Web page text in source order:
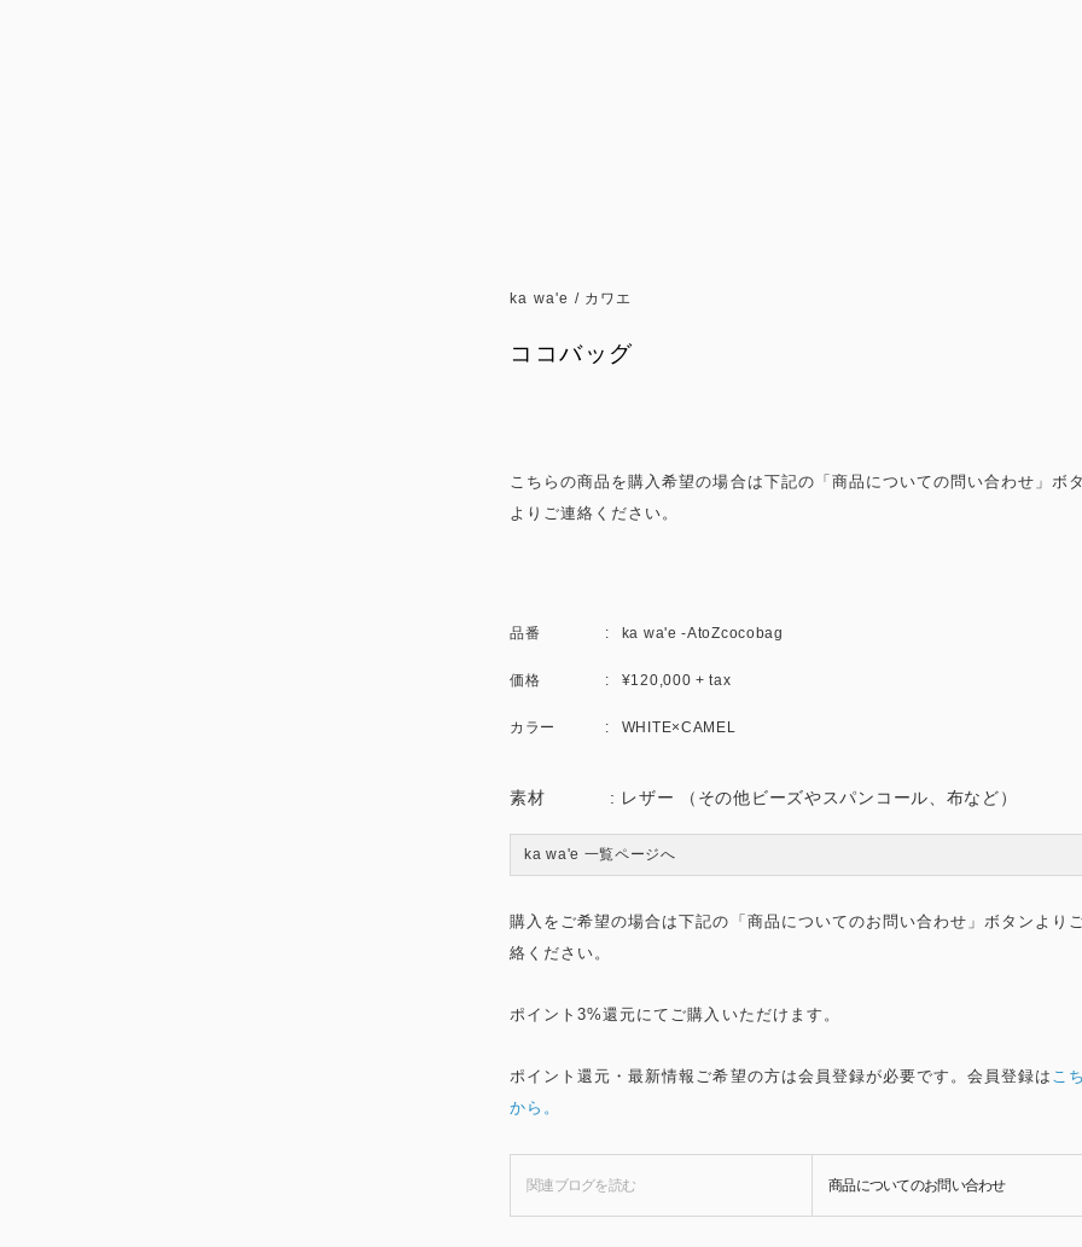
ka wa'e / カワエ
ココバッグ
こちらの商品を購入希望の場合は下記の「商品についての問い合わせ」ボ
よりご連絡ください。
品番 ka wa'e -AtoZcocobag
価格 ¥120,000 + tax
カラー WHITE×CAMEL
素材 : レザー （その他ビーズやスパンコール、布など）
ka wa'e 一覧ページへ
購入をご希望の場合は下記の「商品についてのお問い合わせ」ボタンより
絡ください。
ポイント3%還元にてご購入いただけます。
ポイント還元・最新情報ご希望の方は会員登録が必要です。会員登録は こ
から。
関連ブログを読む 商品についてのお問い合わせ